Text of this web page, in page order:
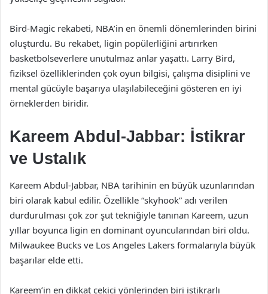
Bird-Magic rekabeti, NBA’in en önemli dönemlerinden birini
oluşturdu. Bu rekabet, ligin popülerliğini artırırken
basketbolseverlere unutulmaz anlar yaşattı. Larry Bird,
fiziksel özelliklerinden çok oyun bilgisi, çalışma disiplini ve
mental gücüyle başarıya ulaşılabileceğini gösteren en iyi
örneklerden biridir.
Kareem Abdul-Jabbar: İstikrar
ve Ustalık
Kareem Abdul-Jabbar, NBA tarihinin en büyük uzunlarından
biri olarak kabul edilir. Özellikle “skyhook” adı verilen
durdurulması çok zor şut tekniğiyle tanınan Kareem, uzun
yıllar boyunca ligin en dominant oyuncularından biri oldu.
Milwaukee Bucks ve Los Angeles Lakers formalarıyla büyük
başarılar elde etti.
Kareem’in en dikkat çekici yönlerinden biri istikrarlı